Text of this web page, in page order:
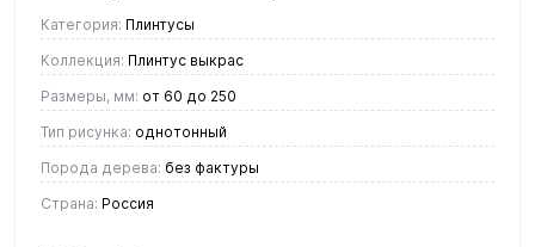
Категория: Плинтусы
Коллекция: Плинтус выкрас
Размеры, мм: от 60 до 250
Тип рисунка: однотонный
Порода дерева: без фактуры
Страна: Россия